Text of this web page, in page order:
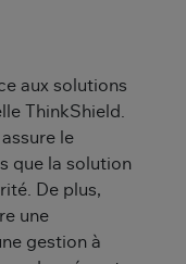
aux solutions
ThinkShield.
le
que la solution
De plus,
une
gestion à